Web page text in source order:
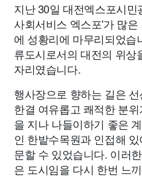
지난 30일 대전엑스포시
사회서비스 엑스포'가 많
에 성황리에 마무리되었습
류도시로서의 대전의 위상
자리였습니다.
행사장으로 향하는 길은
한결 여유롭고 쾌적한 분
을 지나 나들이하기 좋은
인 한밭수목원과 인접해
문할 수 있었습니다. 이러
은 도시임을 다시 한번 느